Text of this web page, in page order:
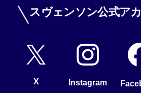
スヴェンソン公式ア
X Instagram